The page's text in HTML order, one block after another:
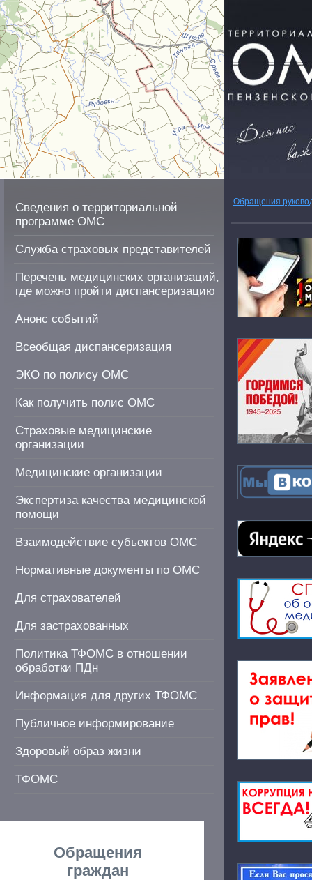
Сведения о территориальной
программе ОМС
Служба страховых представителей
Перечень медицинских организаций,
где можно пройти диспансеризацию
Анонс событий
Всеобщая диспансеризация
ЭКО по полису ОМС
Как получить полис ОМС
Страховые медицинские
организации
Медицинские организации
Экспертиза качества медицинской
помощи
Взаимодействие субьектов ОМС
Нормативные документы по ОМС
Для страхователей
Для застрахованных
Политика ТФОМС в отношении
обработки ПДн
Информация для других ТФОМС
Публичное информирование
Здоровый образ жизни
ТФОМС
Обращения
граждан
Обращения